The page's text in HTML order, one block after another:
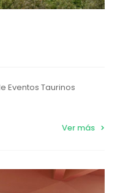
Eventos Taurinos
Ver más